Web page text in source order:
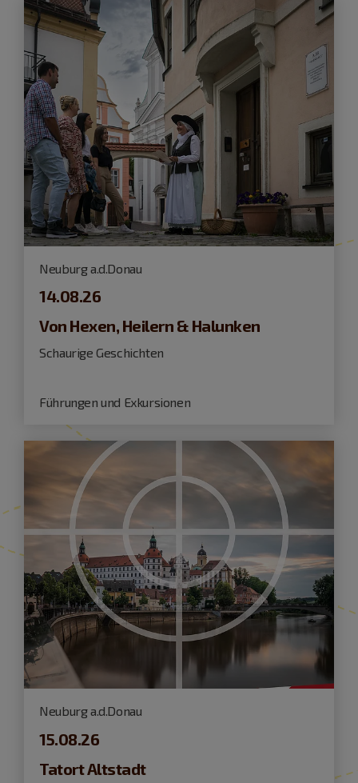
Neuburg a.d.Donau
14.08.26
Von Hexen, Heilern & Halunken
Schaurige Geschichten
Führungen und Exkursionen
Neuburg a.d.Donau
15.08.26
Tatort Altstadt